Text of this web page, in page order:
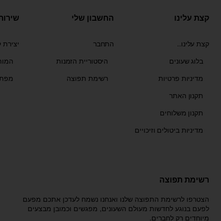
קצת עלינו
קצת עלינו..
בלוג שעונים
מדיניות פרטיות
תקנון האתר
תקנון משלוחים
מדיניות ביטולים וזיכויים
החשבון שלי
התחבר
היסטוריית הזמנות
רשימת תפוצה
רשימת תפוצה
הצטרפו לרשימת התפוצה שלנו ואנחנו נשמח לעדכן אתכם מפעם
לפעם בנוגע לחדשות מעולם השעונים, מפגשים וכמובן מבצעים
מיוחדים רק לחברים.